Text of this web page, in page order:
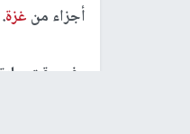
أجزاء من غزة.
وفي وقت